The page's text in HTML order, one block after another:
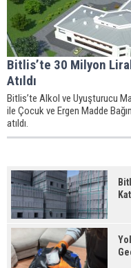
Bitlis’te 30 Milyon
Atıldı
Bitlis’te Alkol ve Uyuşturucu
ile Çocuk ve Ergen Madde
atıldı.